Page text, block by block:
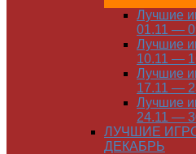
Лучшие
01.11 —
Лучшие
10.11 —
Лучшие
17.11 —
Лучшие
24.11 —
ЛУЧШИЕ
ДЕКАБРЬ